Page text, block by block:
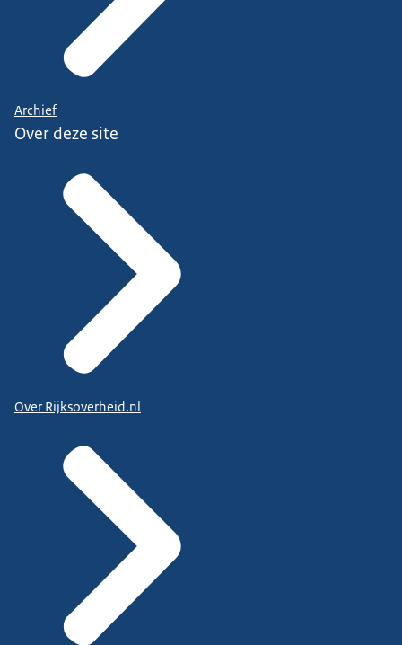
Archief
Over deze site
Over Rijksoverheid.nl